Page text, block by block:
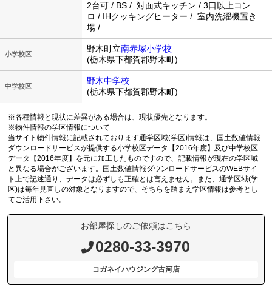
2台可 / BS / 対面式キッチン / 3口以上コン
ロ / IHクッキングヒーター / 室内洗濯機置き
場 /
小学校区
野木町立南赤塚小学校
(栃木県下都賀郡野木町)
中学校区
野木中学校
(栃木県下都賀郡野木町)
※各種情報と現状に差異がある場合は、現状優先となります。
※物件情報の学区情報について
当サイト物件情報に記載されております通学区域(学区)情報は、国土数値情報
ダウンロードサービスが提供する小学校区データ【2016年度】及び中学校区
データ【2016年度】を元に加工したものですので、記載情報が現在の学区域
と異なる場合がございます。国土数値情報ダウンロードサービスのWEBサイ
ト上で記述通り、データは必ずしも正確とは言えません。また、通学区域(学
区)は毎年見直しの対象となりますので、そちらを踏まえ学区情報は参考とし
てご活用下さい。
お部屋探しのご依頼はこちら
0280-33-3970
コガネイハウジング古河店